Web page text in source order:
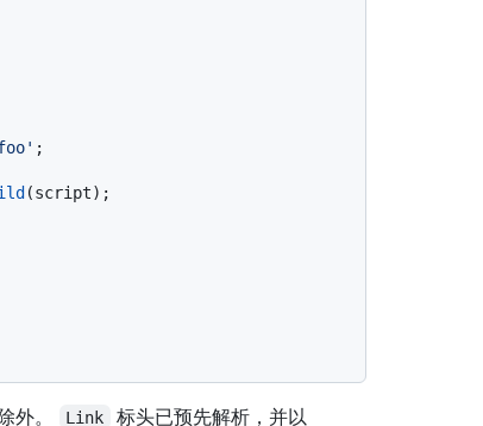
;
外。 Link 标头已预先解析，并以